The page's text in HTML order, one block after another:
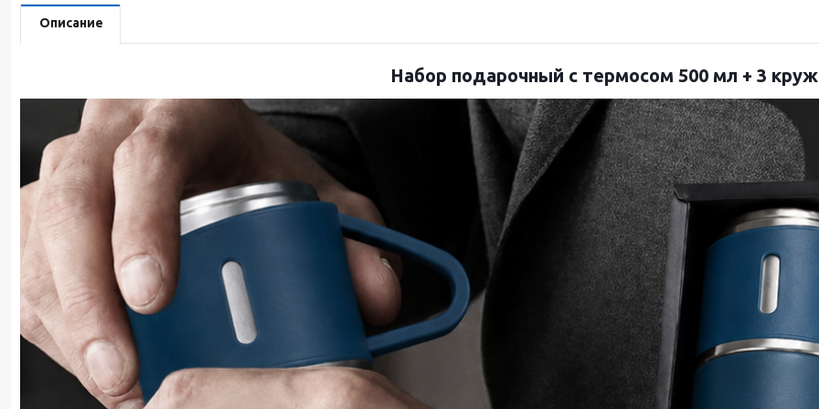
Описание
Набор подарочный с термосом 500 мл + 3